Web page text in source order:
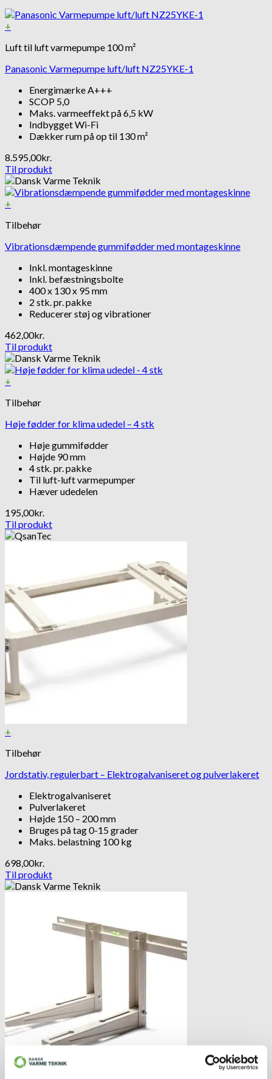
+
Luft til luft varmepumpe 100 m²
Panasonic Varmepumpe luft/luft NZ25YKE-1
Energimærke A+++
SCOP 5,0
Maks. varmeeffekt på 6,5 kW
Indbygget Wi-Fi
Dækker rum på op til 130 m²
8.595,00kr.
Til produkt
+
Tilbehør
Vibrationsdæmpende gummifødder med montageskinne
Inkl. montageskinne
Inkl. befæstningsbolte
400 x 130 x 95 mm
2 stk. pr. pakke
Reducerer støj og vibrationer
462,00kr.
Til produkt
+
Tilbehør
Høje fødder for klima udedel – 4 stk
Høje gummifødder
Højde 90 mm
4 stk. pr. pakke
Til luft-luft varmepumper
Hæver udedelen
195,00kr.
Til produkt
+
Tilbehør
Jordstativ, regulerbart – Elektrogalvaniseret og pulverlakeret
Elektrogalvaniseret
Pulverlakeret
Højde 150 – 200 mm
Bruges på tag 0-15 grader
Maks. belastning 100 kg
698,00kr.
Til produkt